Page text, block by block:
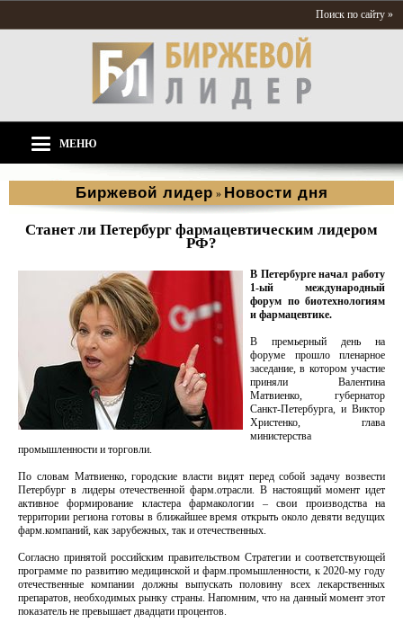
Поиск по сайту »
МЕНЮ
Биржевой лидер » Новости дня
Станет ли Петербург фармацевтическим лидером
РФ?
В Петербурге начал работу
1-ый международный
форум по биотехнологиям
и фармацевтике.
В премьерный день на
форуме прошло пленарное
заседание, в котором участие
приняли Валентина
Матвиенко, губернатор
Санкт-Петербурга, и Виктор
Христенко, глава
министерства
промышленности и торговли.
По словам Матвиенко, городские власти видят перед собой задачу возвести
Петербург в лидеры отечественной фарм.отрасли. В настоящий момент идет
активное формирование кластера фармакологии – свои производства на
территории региона готовы в ближайшее время открыть около девяти ведущих
фарм.компаний, как зарубежных, так и отечественных.
Согласно принятой российским правительством Стратегии и соответствующей
программе по развитию медицинской и фарм.промышленности, к 2020-му году
отечественные компании должны выпускать половину всех лекарственных
препаратов, необходимых рынку страны. Напомним, что на данный момент этот
показатель не превышает двадцати процентов.